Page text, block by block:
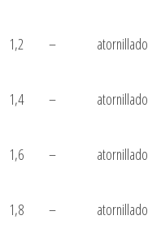
1,2 – atornillado
1,4 – atornillado
1,6 – atornillado
1,8 – atornillado